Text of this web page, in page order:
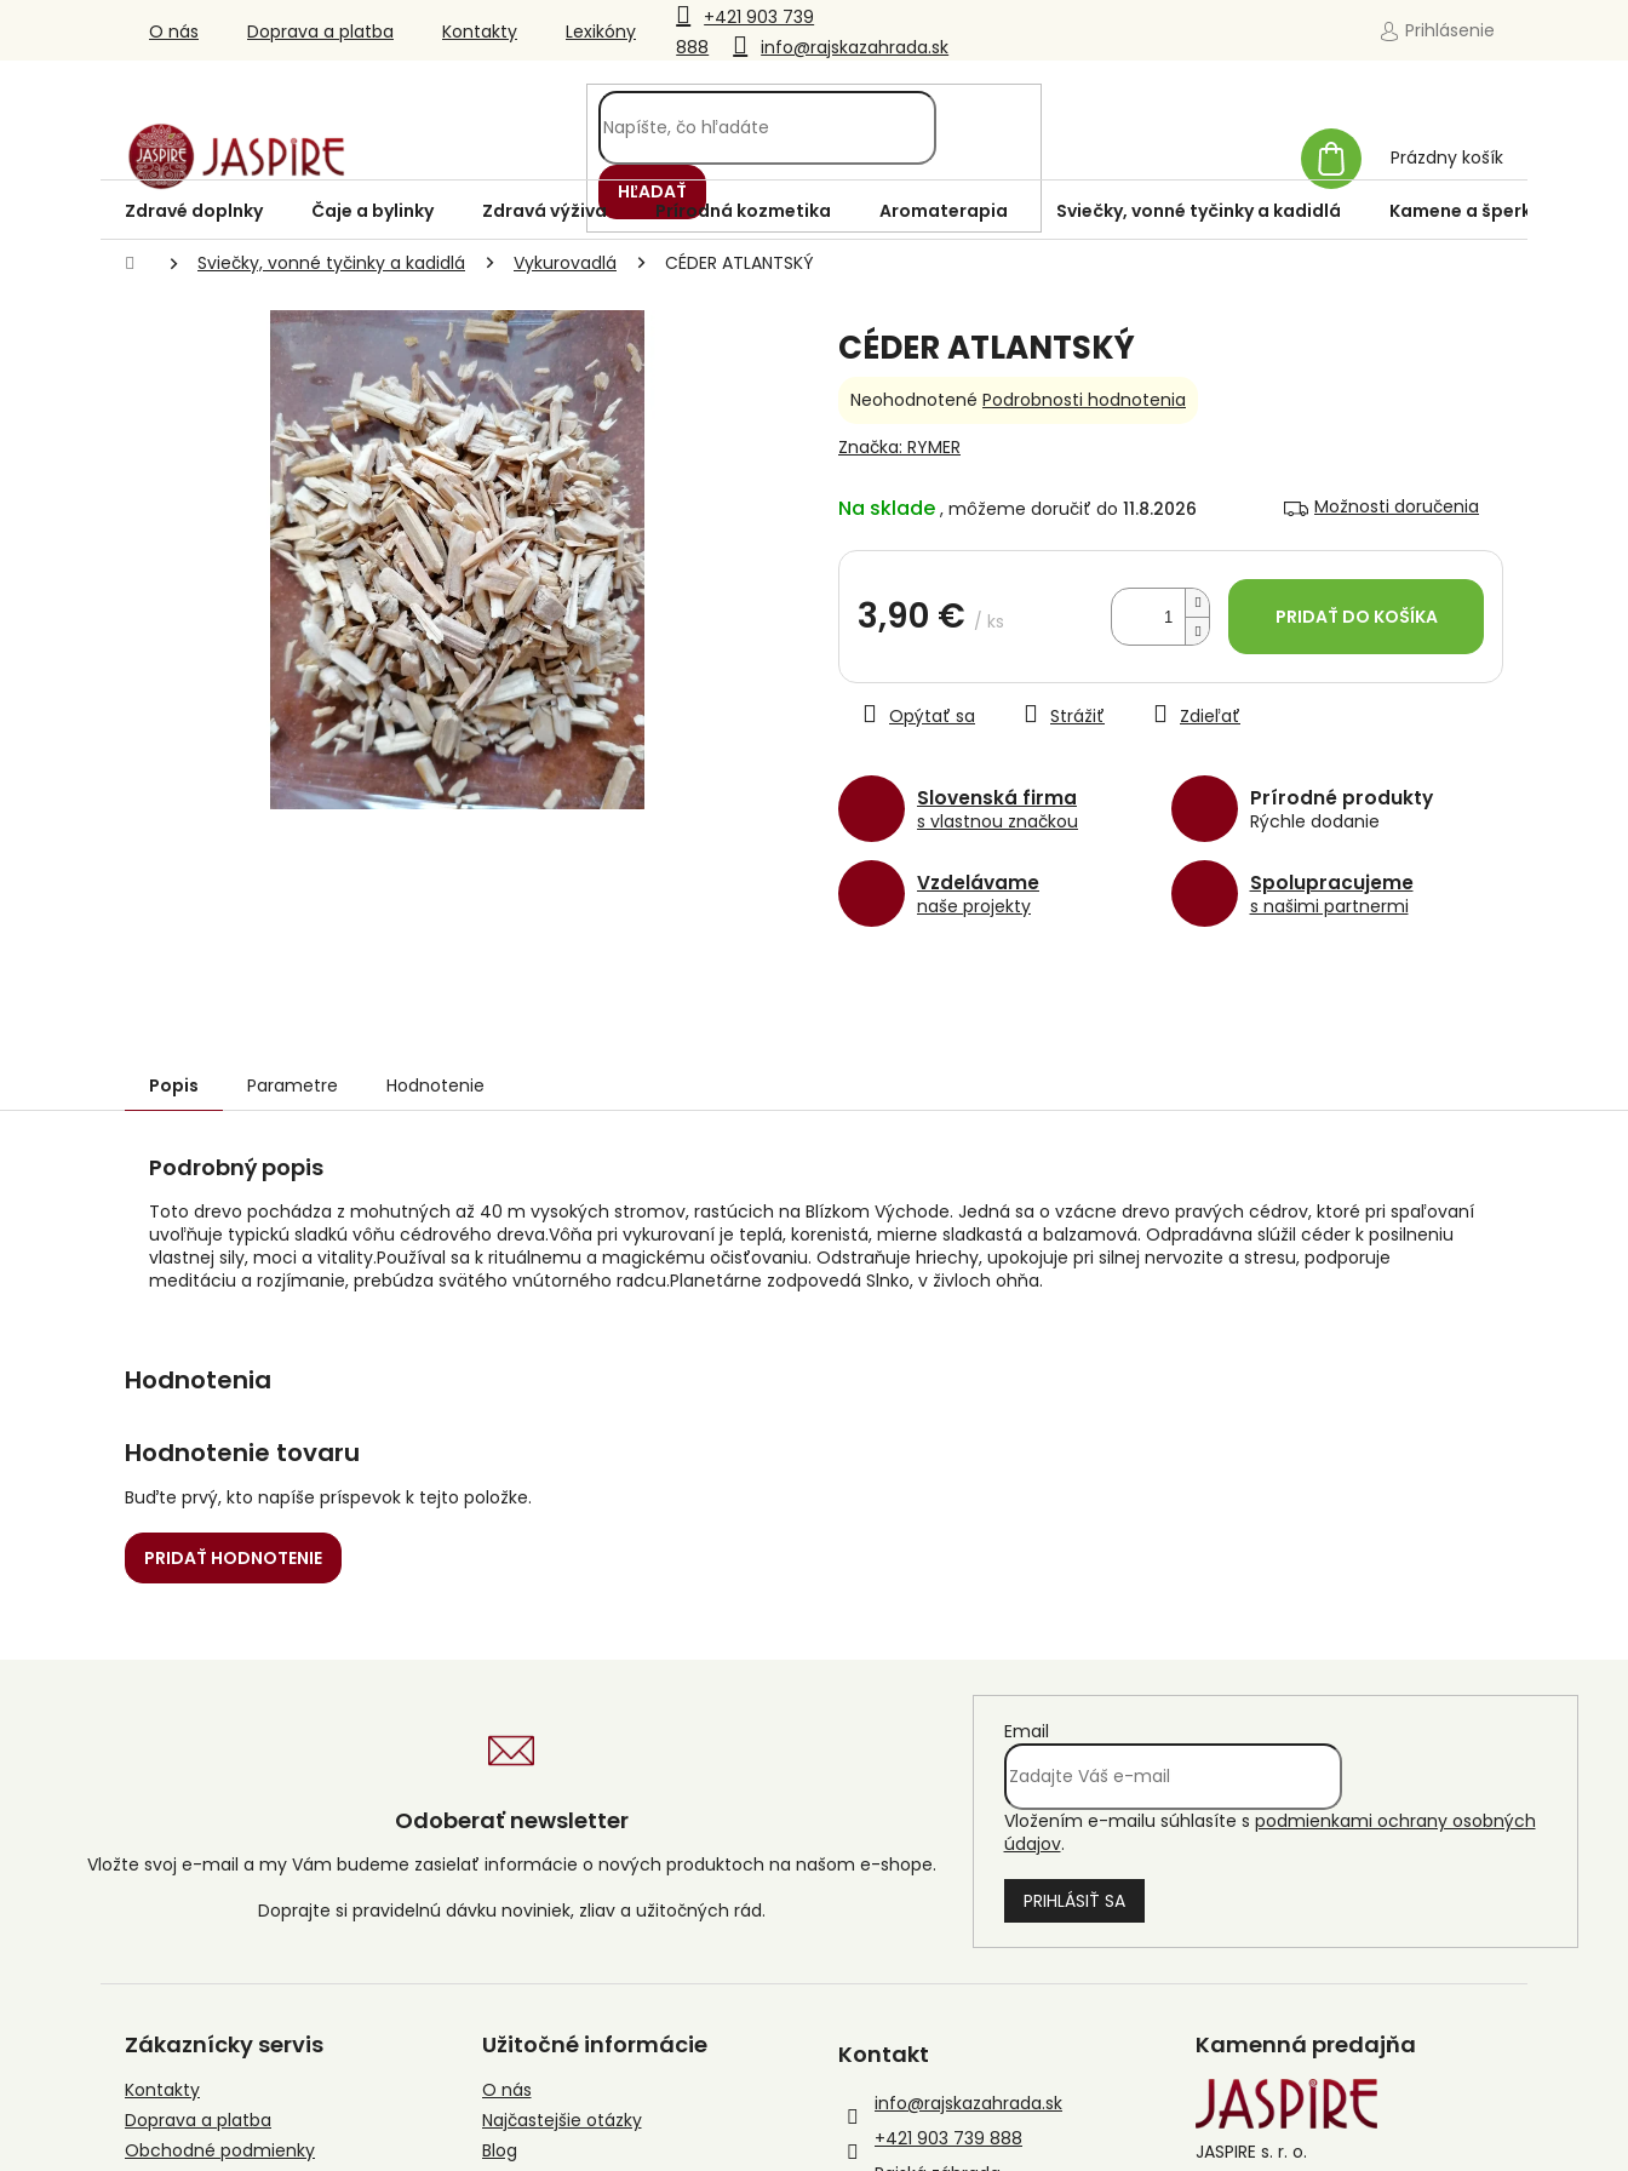
+421 903 739
888
info@rajskazahrada.sk
O nás Doprava a platba Kontakty Lexikóny Prihlásenie
HĽADAŤ
KOŠÍK
Prázdny košík
Zdravé doplnky Čaje a bylinky Zdravá výživa Prírodná kozmetika Aromaterapia Sviečky, vonné tyčinky a kadidlá Kamene a šperky
DomovSviečky, vonné tyčinky a kadidlá Vykurovadlá CÉDER ATLANTSKÝ
CÉDER ATLANTSKÝ
Na sklade 11.8.2026 Možnosti doručenia
3,90 € / ks
cena:
PRIDAŤ DO KOŠÍKA
Slovenská firma
s vlastnou značkou
Prírodné produkty
Rýchle dodanie
Vzdelávame
naše projekty
Spolupracujeme
s našimi partnermi
Opýtať sa Strážiť Zdieľať
Priemerné
produktu
z
hviezdičiek.
Neohodnotené Podrobnosti hodnotenia
Značka: RYMER
Popis Parametre Hodnotenie
Podrobný popis
Toto drevo pochádza z mohutných až 40 m vysokých stromov, rastúcich na Blízkom Východe. Jedná sa o vzácne drevo pravých cédrov, ktoré pri spaľovaní
uvoľňuje typickú sladkú vôňu cédrového dreva.Vôňa pri vykurovaní je teplá, korenistá, mierne sladkastá a balzamová. Odpradávna slúžil céder k posilneniu
vlastnej sily, moci a vitality.Používal sa k rituálnemu a magickému očisťovaniu. Odstraňuje hriechy, upokojuje pri silnej nervozite a stresu, podporuje
meditáciu a rozjímanie, prebúdza svätého vnútorného radcu.Planetárne zodpovedá Slnko, v živloch ohňa.
Hodnotenie tovaru
Buďte prvý, kto napíše príspevok k tejto položke.
PRIDAŤ HODNOTENIE
Odoberať newsletter
Vložte svoj e-mail a my Vám budeme zasielať informácie o nových produktoch na našom e-shope.
Email
Vložením e-mailu súhlasíte s podmienkami ochrany osobných
údajov.
PRIHLÁSIŤ SA
Zákaznícky servis
Kontakty
Doprava a platba
Obchodné podmienky
Užitočné informácie
O nás
Najčastejšie otázky
Blog
Kontakt
info@rajskazahrada.sk
+421 903 739 888
Kamenná predajňa
JASPIRE s. r. o.